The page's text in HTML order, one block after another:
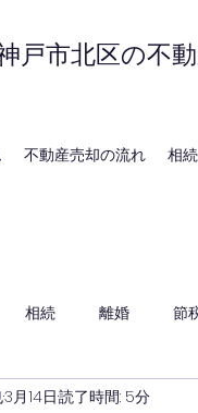
戸市北区の不
不動産売却の流れ 相
相続 離婚 節
・時事
3月14日読了時間: 5分